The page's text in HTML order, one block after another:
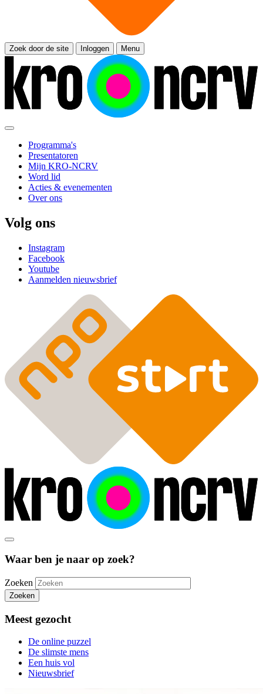
Zoek door de site Inloggen Menu
Programma's
Presentatoren
Mijn KRO-NCRV
Word lid
Acties & evenementen
Over ons
Volg ons
Instagram
Facebook
Youtube
Aanmelden nieuwsbrief
Waar ben je naar op zoek?
Zoeken
Zoeken
Meest gezocht
De online puzzel
De slimste mens
Een huis vol
Nieuwsbrief